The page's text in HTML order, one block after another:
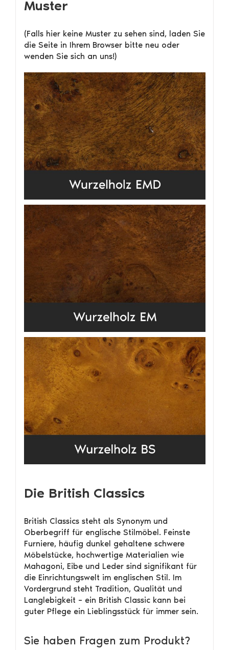
Muster
(Falls hier keine Muster zu sehen sind, laden Sie
die Seite in Ihrem Browser bitte neu oder
wenden Sie sich an uns!)
Die British Classics
British Classics steht als Synonym und
Oberbegriff für englische Stilmöbel. Feinste
Furniere, häufig dunkel gehaltene schwere
Möbelstücke, hochwertige Materialien wie
Mahagoni, Eibe und Leder sind signifikant für
die Einrichtungswelt im englischen Stil. Im
Vordergrund steht Tradition, Qualität und
Langlebigkeit – ein British Classic kann bei
guter Pflege ein Lieblingsstück für immer sein.
Sie haben Fragen zum Produkt?